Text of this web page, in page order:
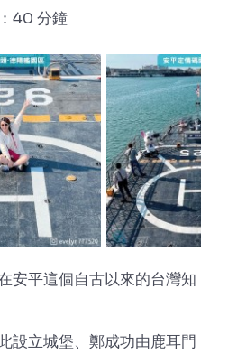
40 分鐘
安平這個自古以來的台灣知
設立城堡、鄭成功由鹿耳門